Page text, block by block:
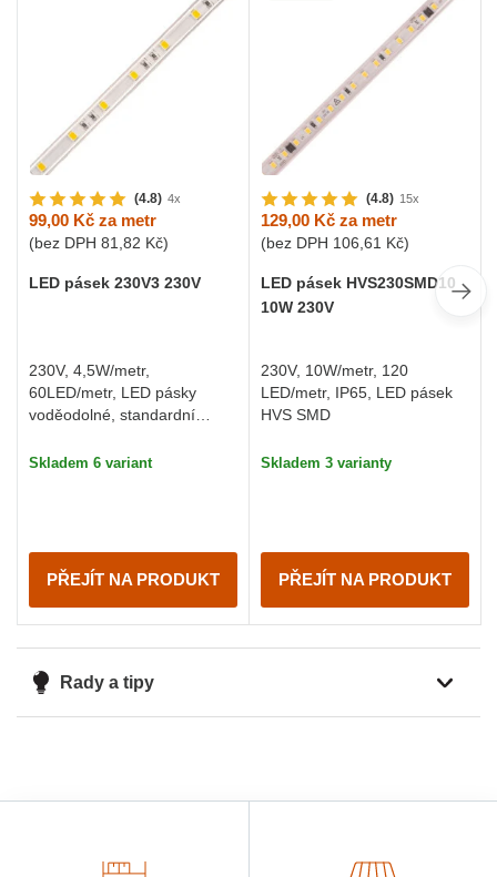
(4.8) 4x
99,00 Kč za metr
(bez DPH 81,82 Kč)
LED pásek 230V3 230V
230V, 4,5W/metr,
60LED/metr, LED pásky
voděodolné, standardní
Skladem 6 variant
PŘEJÍT NA PRODUKT
(4.8) 15x
129,00 Kč za metr
(bez DPH 106,61 Kč)
LED pásek HVS230SMD10
10W 230V
230V, 10W/metr, 120
LED/metr, IP65, LED pásek
HVS SMD
Skladem 3 varianty
PŘEJÍT NA PRODUKT
Rady a tipy